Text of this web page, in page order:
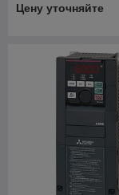
Цену уточняйте